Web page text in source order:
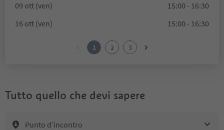
09 ott (ven)
15:00 - 16:30
16 ott (ven)
15:00 - 16:30
1 2 3
Tutto quello che devi sapere
Punto d’incontro